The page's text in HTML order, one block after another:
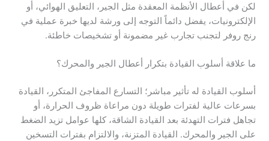
لكن في أعطال الأنظمة المعقدة مثل الجير، التعليق الهوائي، أو
الإلكترونيات، يفضل دائماً التوجه إلى ورشة لديها خبرة عملية في
رنج روفر لتجنب تجارب غير مضمونة أو تشخيصات خاطئة.
ما علاقة أسلوب القيادة بتكرار أعطال الجير والمحرك؟
أسلوب القيادة له تأثير مباشر؛ التسارع المفاجئ المتكرر، القيادة
بسرعات عالية لفترات طويلة دون مراعاة ظروف الحرارة، أو
تجاهل فترات التهدئة بعد القيادة الشاقة، كلها عوامل تزيد الضغط
على الجير والمحرك. القيادة المتزنة، والالتزام بفترات التسخين